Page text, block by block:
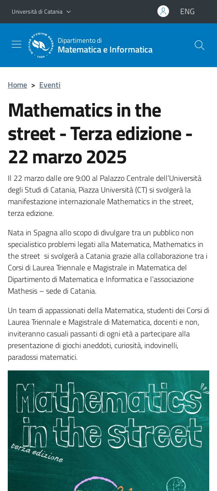
Vai al contenuto principale
Vai al menu di navigazione
Università di Catania ENG
Dipartimento di
Matematica e Informatica
Home > Eventi
Mathematics in the
street - Terza edizione -
22 marzo 2025
Il 22 marzo dalle ore 9:00 al Palazzo Centrale dell’Università
degli Studi di Catania, Piazza Università (CT) si svolgerà la
manifestazione internazionale Mathematics in the street,
terza edizione.
Nata in Spagna allo scopo di divulgare tra un pubblico non
specialistico problemi legati alla Matematica, Mathematics in
the street si svolgerà a Catania grazie alla collaborazione tra i
Corsi di Laurea Triennale e Magistrale in Matematica del
Dipartimento di Matematica e Informatica e l’associazione
Mathesis – sede di Catania.
Un team di appassionati della Matematica, studenti dei Corsi di
Laurea Triennale e Magistrale di Matematica, docenti e non,
inviteranno casuali passanti di ogni età a partecipare alla
presentazione di giochi aneddoti, curiosità, indovinelli,
paradossi matematici.